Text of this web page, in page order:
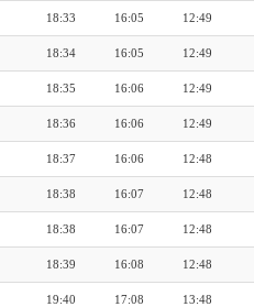
12:49
16:05
18:33
12:49
16:05
18:34
12:49
16:06
18:35
12:49
16:06
18:36
12:48
16:06
18:37
12:48
16:07
18:38
12:48
16:07
18:38
12:48
16:08
18:39
13:48
17:08
19:40